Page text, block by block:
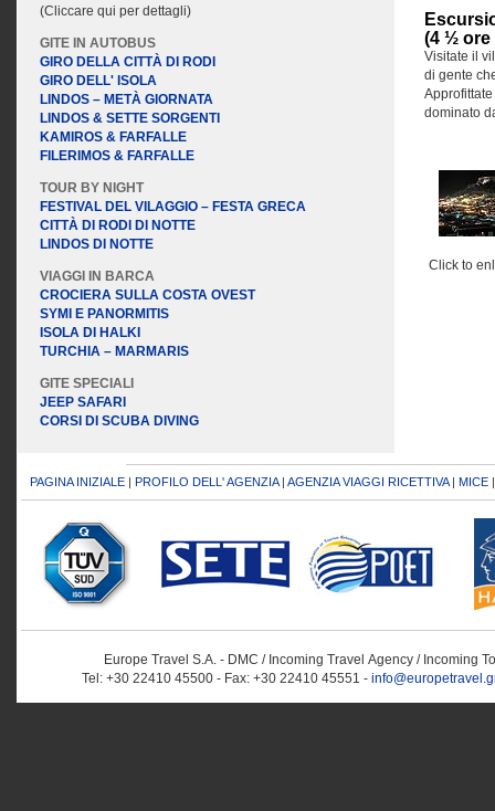
(Cliccare qui per dettagli)
GITE IN AUTOBUS
GIRO DELLA CITTÀ DI RODI
GIRO DELL' ISOLA
LINDOS – METÀ GIORNATA
LINDOS & SETTE SORGENTI
KAMIROS & FARFALLE
FILERIMOS & FARFALLE
TOUR BY NIGHT
FESTIVAL DEL VILAGGIO – FESTA GRECA
CITTÀ DI RODI DI NOTTE
LINDOS DI NOTTE
VIAGGI IN BARCA
CROCIERA SULLA COSTA OVEST
SYMI E PANORMITIS
ISOLA DI HALKI
TURCHIA – MARMARIS
GITE SPECIALI
JEEP SAFARI
CORSI DI SCUBA DIVING
(4 ½
Visitate il
di gente
dominato
Click to
PAGINA INIZIALE| PROFILO DELL' AGENZIA| AGENZIA VIAGGI RICETTIVA| MICE
Europe Travel S.A. - DMC / Incoming Travel Αgency / Incoming
Tel: +30 22410 45500 - Fax: +30 22410 45551 -